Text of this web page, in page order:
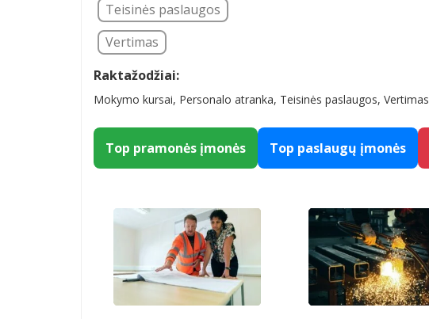
Teisinės paslaugos
Vertimas
Raktažodžiai:
Mokymo kursai, Personalo atranka, Teisinės paslaugos, Vertimas
Top pramonės įmonės Top paslaugų įmonės